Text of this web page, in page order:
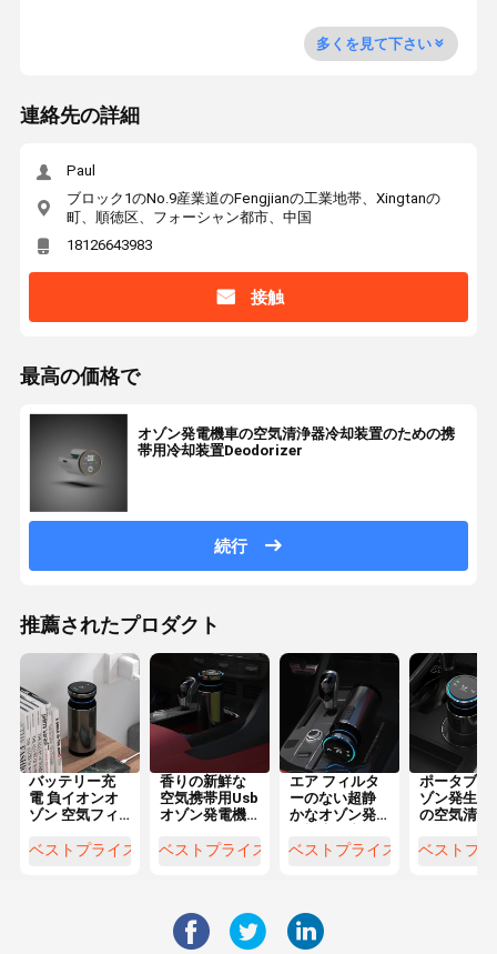
多くを見て下さい
連絡先の詳細
Paul
ブロック1のNo.9産業道のFengjianの工業地帯、Xingtanの
町、順徳区、フォーシャン都市、中国
18126643983
接触
最高の価格で
オゾン発電機車の空気清浄器冷却装置のための携
帯用冷却装置Deodorizer
続行
推薦されたプロダクト
バッテリー充
電 負イオンオ
ゾン 空気フィ
自動車空気浄
ベストプライス
香りの新鮮な
空気携帯用Usb
オゾン発電機
8w車の空気清
ベストプライス
エア フィルタ
ーのない超静
かなオゾン発
清浄器
ベストプライス
ポータブル
ゾン発生器
の空気清浄
ムアルデヒ
ベストプ